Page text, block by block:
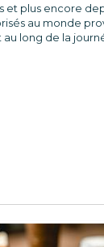
plus encore
au monde
long de la